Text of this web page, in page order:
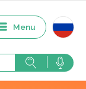
Menu